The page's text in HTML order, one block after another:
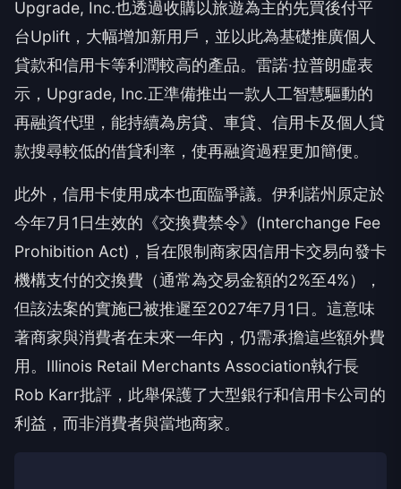
Upgrade, Inc.也透過收購以旅遊為主的先買後付平
台Uplift，大幅增加新用戶，並以此為基礎推廣個人
貸款和信用卡等利潤較高的產品。雷諾·拉普朗虛表
示，Upgrade, Inc.正準備推出一款人工智慧驅動的
再融資代理，能持續為房貸、車貸、信用卡及個人貸
款搜尋較低的借貸利率，使再融資過程更加簡便。
此外，信用卡使用成本也面臨爭議。伊利諾州原定於
今年7月1日生效的《交換費禁令》(Interchange Fee
Prohibition Act)，旨在限制商家因信用卡交易向發卡
機構支付的交換費（通常為交易金額的2%至4%），
但該法案的實施已被推遲至2027年7月1日。這意味
著商家與消費者在未來一年內，仍需承擔這些額外費
用。Illinois Retail Merchants Association執行長
Rob Karr批評，此舉保護了大型銀行和信用卡公司的
利益，而非消費者與當地商家。